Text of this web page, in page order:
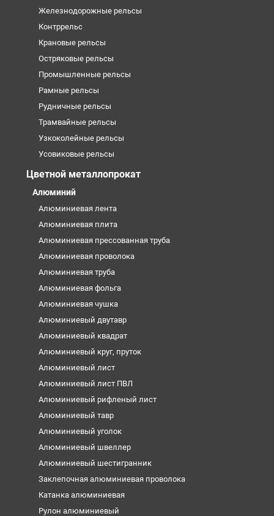
Железнодорожные рельсы
Контррельс
Крановые рельсы
Остряковые рельсы
Промышленные рельсы
Рамные рельсы
Рудничные рельсы
Трамвайные рельсы
Узкоколейные рельсы
Усовиковые рельсы
Цветной металлопрокат
Алюминий
Алюминиевая лента
Алюминиевая плита
Алюминиевая прессованная труба
Алюминиевая проволока
Алюминиевая труба
Алюминиевая фольга
Алюминиевая чушка
Алюминиевый двутавр
Алюминиевый квадрат
Алюминиевый круг, пруток
Алюминиевый лист
Алюминиевый лист ПВЛ
Алюминиевый рифленый лист
Алюминиевый тавр
Алюминиевый уголок
Алюминиевый швеллер
Алюминиевый шестигранник
Заклепочная алюминиевая проволока
Катанка алюминиевая
Рулон алюминиевый